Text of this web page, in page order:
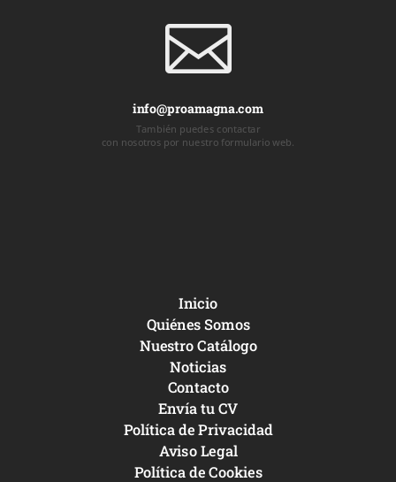

info@proamagna.com
También puedes contactar
con nosotros por nuestro formulario web.
Inicio
Quiénes Somos
Nuestro Catálogo
Noticias
Contacto
Envía tu CV
Política de Privacidad
Aviso Legal
Política de Cookies